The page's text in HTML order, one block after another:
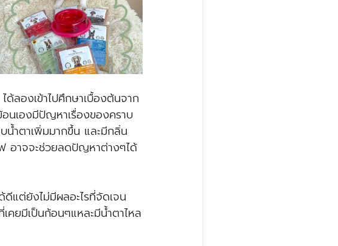
ได้ลองเข้าไปศึกษาเบื้องต้นจาก
นเองมีปัญหาเรื่องของคราบ
น้ำตาเพิ่มมากขึ้น และมีกลิ่น
อาจจะช่วยลดปัญหาต่างๆได้
แต่ยังไม่มีผลอะไรที่จัดเจน
คยมีเป็นก้อนๆแหละมีน้ำตาไหล